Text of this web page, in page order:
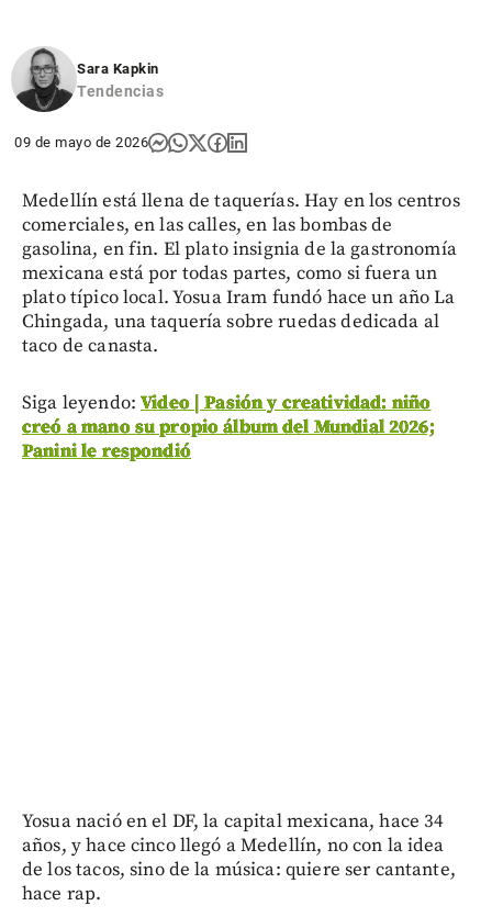
Sara Kapkin
Tendencias
09 de mayo de 2026
Medellín está llena de taquerías. Hay en los centros
comerciales, en las calles, en las bombas de
gasolina, en fin. El plato insignia de la gastronomía
mexicana está por todas partes, como si fuera un
plato típico local. Yosua Iram fundó hace un año La
Chingada, una taquería sobre ruedas dedicada al
taco de canasta.
Siga leyendo:Video | Pasión y creatividad: niño
creó a mano su propio álbum del Mundial 2026;
Panini le respondió
Yosua nació en el DF, la capital mexicana, hace 34
años, y hace cinco llegó a Medellín, no con la idea
de los tacos, sino de la música: quiere ser cantante,
hace rap.